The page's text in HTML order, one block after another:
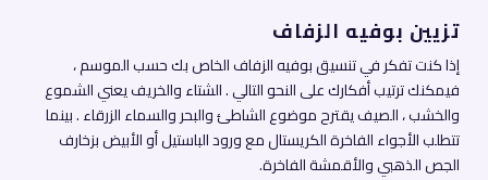
تزيين بوفيه الزفاف
إذا كنت تفكر في تنسيق بوفيه الزفاف الخاص بك حسب الموسم ،
فيمكنك ترتيب أفكارك على النحو التالي . الشتاء والخريف يعني الشموع
والخشب ، الصيف يقترح موضوع الشاطئ والبحر والسماء الزرقاء . بينما
تتطلب الأجواء الفاخرة الكريستال مع ورود الباستيل أو الأبيض بزخارف
الجص الذهبي والأقمشة الفاخرة.